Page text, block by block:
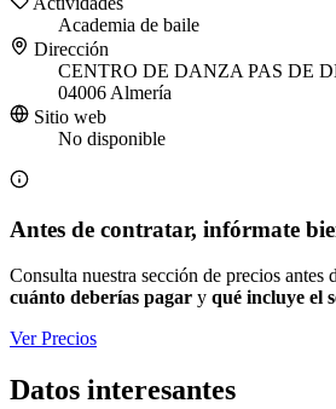
Academia de baile
Dirección
CENTRO DE DANZA PAS DE
04006 Almería
Sitio web
No disponible
Antes de contratar, infórmate
Consulta nuestra sección de precios antes
cuánto deberías pagar y qué incluye el
Ver Precios
Datos interesantes